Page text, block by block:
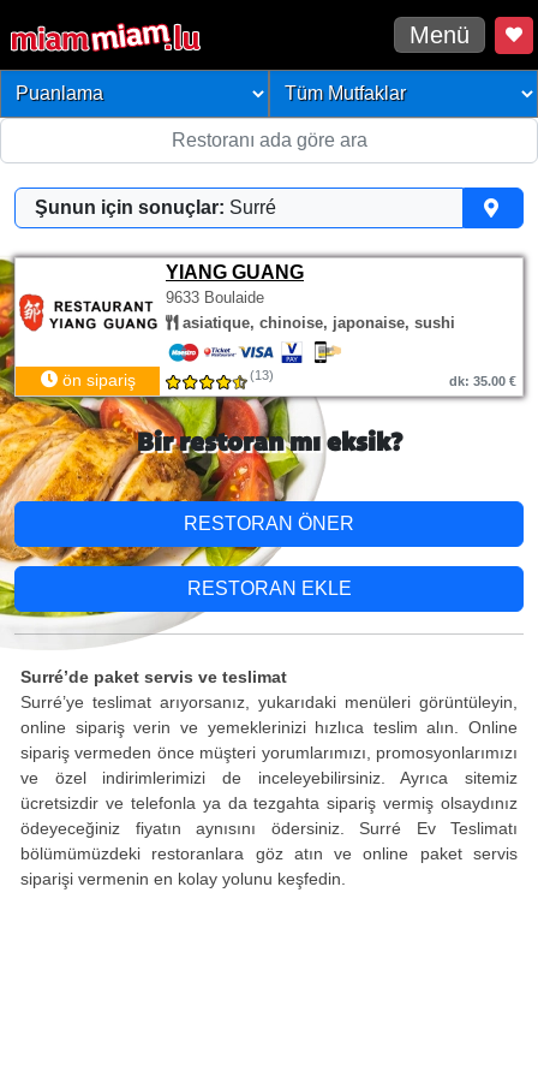
Menü
Şunun için sonuçlar: Surré
YIANG GUANG
9633 Boulaide
asiatique, chinoise, japonaise, sushi
ön sipariş (13) dk: 35.00 €
Bir restoran mı eksik?
RESTORAN ÖNER
RESTORAN EKLE
Surré’de paket servis ve teslimat
Surré’ye teslimat arıyorsanız, yukarıdaki menüleri görüntüleyin,
online sipariş verin ve yemeklerinizi hızlıca teslim alın. Online
sipariş vermeden önce müşteri yorumlarımızı, promosyonlarımızı
ve özel indirimlerimizi de inceleyebilirsiniz. Ayrıca sitemiz
ücretsizdir ve telefonla ya da tezgahta sipariş vermiş olsaydınız
ödeyeceğiniz fiyatın aynısını ödersiniz. Surré Ev Teslimatı
bölümümüzdeki restoranlara göz atın ve online paket servis
siparişi vermenin en kolay yolunu keşfedin.